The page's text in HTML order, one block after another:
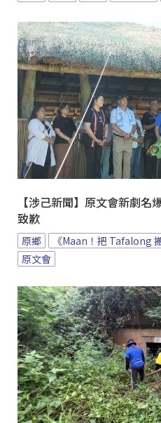
【涉己新聞】原文會新劇
致歉
原鄉 《Maan！把 Tafalong
原文會